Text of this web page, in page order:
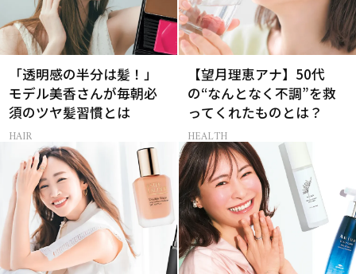
「透明感の半分は髪！」
モデル美香さんが毎朝必
須のツヤ髪習慣とは
HAIR
【望月理恵アナ】50代
の“なんとなく不調”を救
ってくれたものとは？
HEALTH